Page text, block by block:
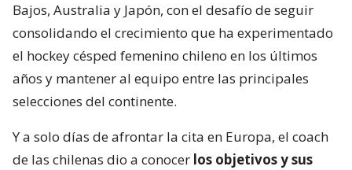
Bajos, Australia y Japón, con el desafío de seguir
consolidando el crecimiento que ha experimentado
el hockey césped femenino chileno en los últimos
años y mantener al equipo entre las principales
selecciones del continente.
Y a solo días de afrontar la cita en Europa, el coach
de las chilenas dio a conocer los objetivos y sus